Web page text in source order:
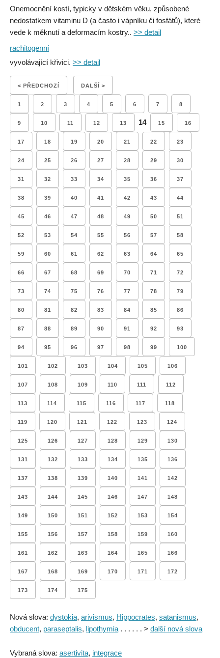
Onemocnění kostí, typicky v dětském věku, způsobené
nedostatkem vitaminu D (a často i vápníku či fosfátů), které
vede k měknutí a deformacím kostry.. >> detail
rachitogenní
vyvolávající křivici. >> detail
< PŘEDCHOZÍ DALŠÍ >
1 2 3 4 5 6 7 8
9 10 11 12 13 14 15 16
17 18 19 20 21 22 23
24 25 26 27 28 29 30
31 32 33 34 35 36 37
38 39 40 41 42 43 44
45 46 47 48 49 50 51
52 53 54 55 56 57 58
59 60 61 62 63 64 65
66 67 68 69 70 71 72
73 74 75 76 77 78 79
80 81 82 83 84 85 86
87 88 89 90 91 92 93
94 95 96 97 98 99 100
101 102 103 104 105 106
107 108 109 110 111 112
113 114 115 116 117 118
119 120 121 122 123 124
125 126 127 128 129 130
131 132 133 134 135 136
137 138 139 140 141 142
143 144 145 146 147 148
149 150 151 152 153 154
155 156 157 158 159 160
161 162 163 164 165 166
167 168 169 170 171 172
173 174 175
Nová slova: dystokia, arivismus, Hippocrates, satanismus,
obducent, paraseptalis, lipothymia . . . . . . > další nová slova
Vybraná slova: asertivita, integrace